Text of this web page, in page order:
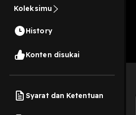
Koleksimu
History
Konten disukai
Syarat dan Ketentuan